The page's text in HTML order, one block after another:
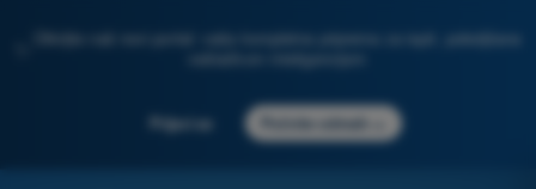
Otkrijte naš novi portal: vaša kompletna priprema za ispit, poboljšana
Prijavi se Počnite odmah